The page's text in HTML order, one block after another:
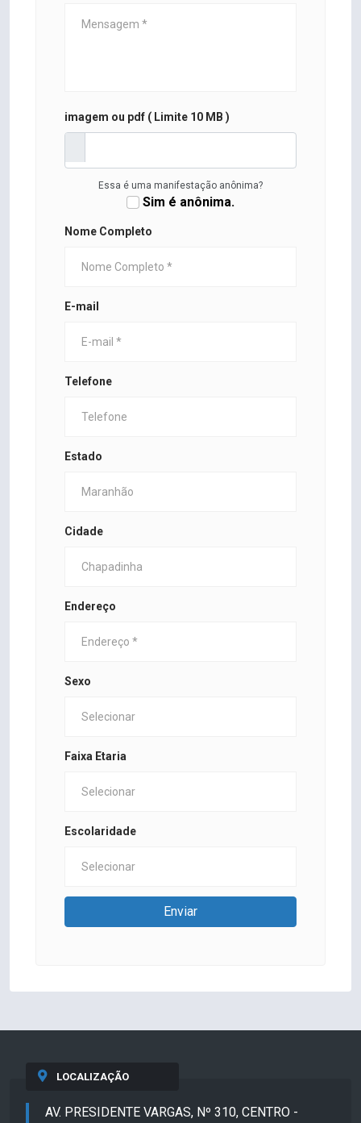
imagem ou pdf ( Limite 10 MB )
Essa é uma manifestação anônima?
Sim é anônima.
Nome Completo
E-mail
Telefone
Estado
Cidade
Endereço
Sexo
Faixa Etaria
Escolaridade
Enviar
LOCALIZAÇÃO
AV. PRESIDENTE VARGAS, Nº 310, CENTRO -